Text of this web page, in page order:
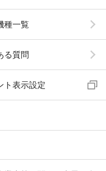
種一覧
る質問
ト表示設定